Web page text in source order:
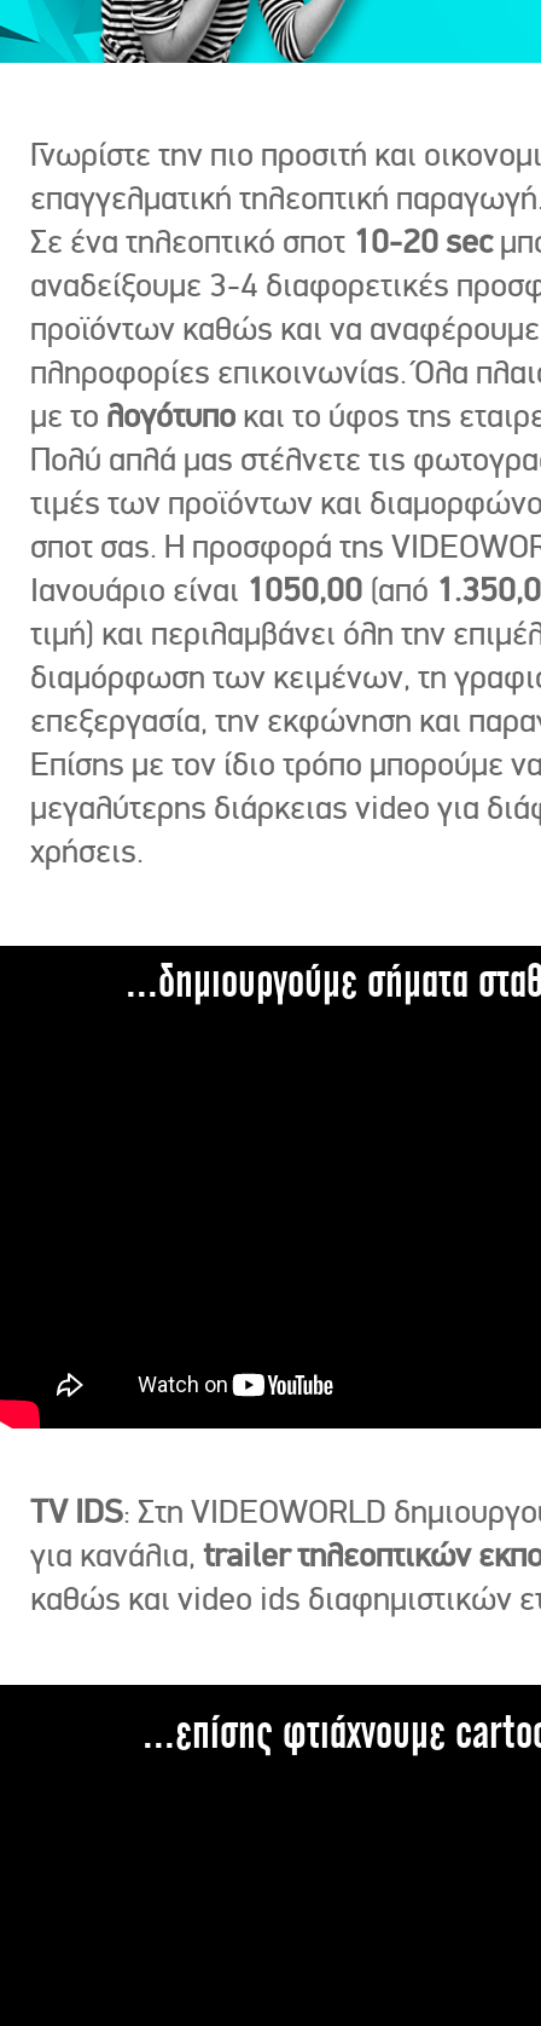
Γνωρίστε την πιο προσιτή και
επαγγελματική τηλεοπτική
Σε ένα τηλεοπτικό σποτ 10-20 sec
αναδείξουμε 3-4 διαφορετικές
προϊόντων καθώς και να
πληροφορίες επικοινωνίας. Όλα
με το λογότυπο και το ύφος της
Πολύ απλά μας στέλνετε τις
τιμές των προϊόντων και
σποτ σας. Η προσφορά της
Ιανουάριο είναι 1050,00 (από
τιμή) και περιλαμβάνει όλη την
διαμόρφωση των κειμένων, τη
επεξεργασία, την εκφώνηση και
Επίσης με τον ίδιο τρόπο μπορούμε
μεγαλύτερης διάρκειας video για
χρήσεις.
...δημιουργούμε σήματα
TV IDS: Στη VIDEOWORLD
για κανάλια, trailer τηλεοπτικών
καθώς και video ids διαφημιστικών
...επίσης φτιάχνουμε